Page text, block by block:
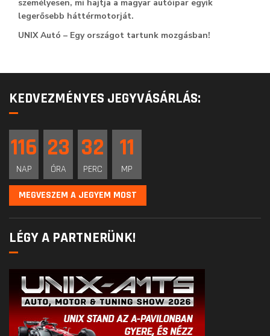
személyesen, mi hajtja a magyar autóipar egyik
legerősebb háttérmotorját.
UNIX Autó – Egy országot tartunk mozgásban!
KEDVEZMÉNYES JEGYVÁSÁRLÁS:
116
NAP
23
ÓRA
32
PERC
11
MP
MEGVESZEM A JEGYEM MOST
LÉGY A PARTNERÜNK!